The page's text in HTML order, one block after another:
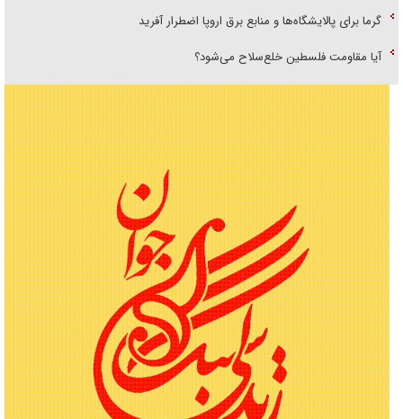
گرما برای پالایشگاه‌ها و منابع برق اروپا اضطرار آفرید
آیا مقاومت فلسطین خلع‌سلاح می‌شود؟